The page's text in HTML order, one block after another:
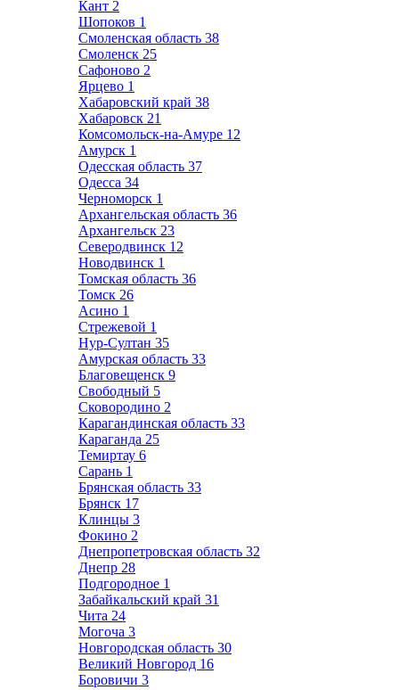
Кант 2
Шопоков 1
Смоленская область 38
Смоленск 25
Сафоново 2
Ярцево 1
Хабаровский край 38
Хабаровск 21
Комсомольск-на-Амуре 12
Амурск 1
Одесская область 37
Одесса 34
Черноморск 1
Архангельская область 36
Архангельск 23
Северодвинск 12
Новодвинск 1
Томская область 36
Томск 26
Асино 1
Стрежевой 1
Нур-Султан 35
Амурская область 33
Благовещенск 9
Свободный 5
Сковородино 2
Карагандинская область 33
Караганда 25
Темиртау 6
Сарань 1
Брянская область 33
Брянск 17
Клинцы 3
Фокино 2
Днепропетровская область 32
Днепр 28
Подгородное 1
Забайкальский край 31
Чита 24
Могоча 3
Новгородская область 30
Великий Новгород 16
Боровичи 3